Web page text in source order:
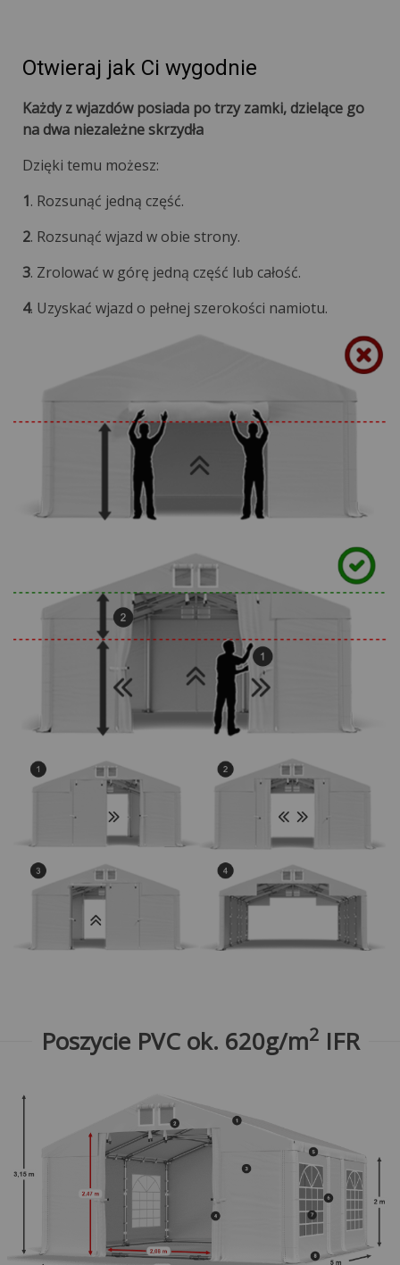
Otwieraj jak Ci wygodnie
Każdy z wjazdów posiada po trzy zamki, dzielące go
na dwa niezależne skrzydła
Dzięki temu możesz:
1. Rozsunąć jedną część.
2. Rozsunąć wjazd w obie strony.
3. Zrolować w górę jedną część lub całość.
4. Uzyskać wjazd o pełnej szerokości namiotu.
Poszycie PVC ok. 620g/m2IFR